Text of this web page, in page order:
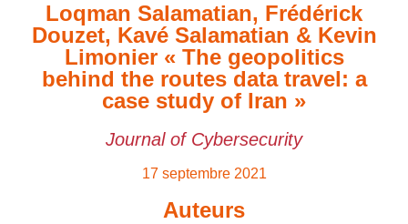
Loqman Salamatian, Frédérick
Douzet, Kavé Salamatian & Kevin
Limonier « The geopolitics
behind the routes data travel: a
case study of Iran »
Journal of Cybersecurity
17 septembre 2021
Auteurs